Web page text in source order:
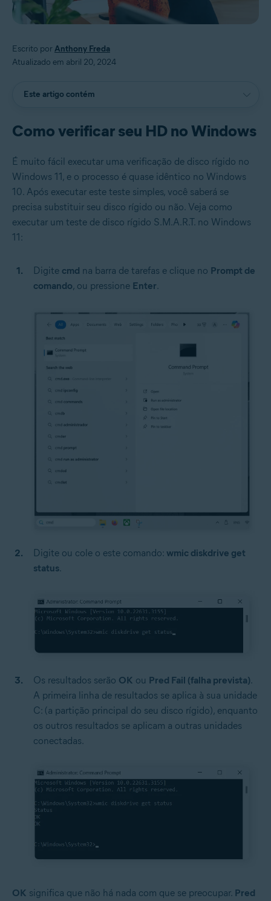
Escrito porAnthony Freda
Atualizado em abril 20, 2024
Este artigo contém
Como verificar seu HD no Windows
É muito fácil executar uma verificação de disco rígido no
Windows 11, e o processo é quase idêntico no Windows
10. Após executar este teste simples, você saberá se
precisa substituir seu disco rígido ou não. Veja como
executar um teste de disco rígido S.M.A.R.T. no Windows
11:
Digite cmd na barra de tarefas e clique no Prompt de
comando, ou pressione Enter.
Digite ou cole o este comando: wmic diskdrive get
status.
Os resultados serão OK ou Pred Fail (falha prevista).
A primeira linha de resultados se aplica à sua unidade
C: (a partição principal do seu disco rígido), enquanto
os outros resultados se aplicam a outras unidades
conectadas.
OK significa que não há nada com que se preocupar. Pred